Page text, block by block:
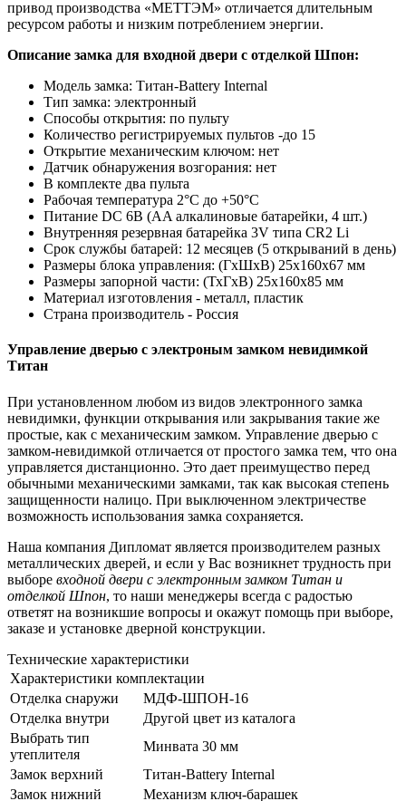
привод производства «МЕТТЭМ» отличается длительным
ресурсом работы и низким потреблением энергии.
Описание замка для входной двери с отделкой Шпон:
Модель замка: Титан-Battery Internal
Тип замка: электронный
Способы открытия: по пульту
Количество регистрируемых пультов -до 15
Открытие механическим ключом: нет
Датчик обнаружения возгорания: нет
В комплекте два пульта
Рабочая температура 2°С до +50°С
Питание DC 6В (AA алкалиновые батарейки, 4 шт.)
Внутренняя резервная батарейка 3V типа CR2 Li
Срок службы батарей: 12 месяцев (5 открываний в день)
Размеры блока управления: (ГхШхВ) 25х160х67 мм
Размеры запорной части: (ТхГхВ) 25х160х85 мм
Материал изготовления - металл, пластик
Страна производитель - Россия
Управление дверью с электроным замком невидимкой
Титан
При установленном любом из видов электронного замка
невидимки, функции открывания или закрывания такие же
простые, как с механическим замком. Управление дверью с
замком-невидимкой отличается от простого замка тем, что она
управляется дистанционно. Это дает преимущество перед
обычными механическими замками, так как высокая степень
защищенности налицо. При выключенном электричестве
возможность использования замка сохраняется.
Наша компания Дипломат является производителем разных
металлических дверей, и если у Вас возникнет трудность при
выборе входной двери с электронным замком Титан и
отделкой Шпон, то наши менеджеры всегда с радостью
ответят на возникшие вопросы и окажут помощь при выборе,
заказе и установке дверной конструкции.
Технические характеристики
Характеристики комплектации
Отделка снаружи
МДФ-ШПОН-16
Отделка внутри
Другой цвет из каталога
Выбрать тип
утеплителя
Минвата 30 мм
Замок верхний
Титан-Battery Internal
Замок нижний
Механизм ключ-барашек